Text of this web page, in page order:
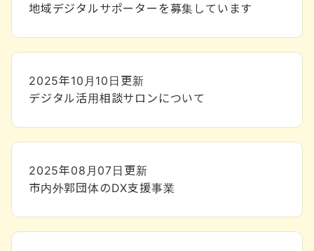
地域デジタルサポーターを募集しています
2025年10月10日 更新
デジタル活用相談サロンについて
2025年08月07日 更新
市内外郭団体のDX支援事業